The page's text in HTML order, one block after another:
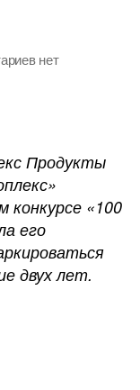
к
вошли
в
рейтинг
«100
лучших
товаров
России»
нет
Продукты
конкурсе «100
его
двух лет.